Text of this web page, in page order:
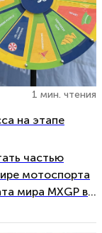
1 мин. чтения
на этапе
частью
мотоспорта
мира MXGP в
июня,
принимала